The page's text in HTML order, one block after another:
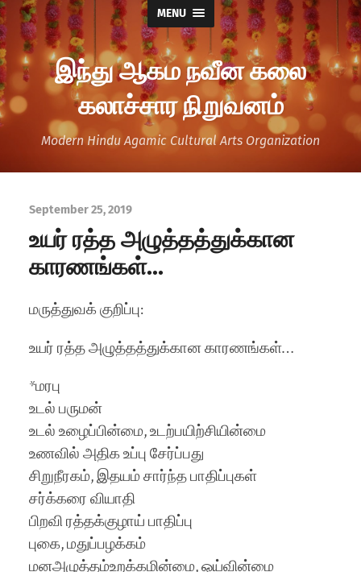
MENU
இந்து ஆகம நவீன கலை
கலாச்சார நிறுவனம்
Modern Hindu Agamic Cultural Arts Organization
September 25, 2019
உயர் ரத்த அழுத்தத்துக்கான
காரணங்கள்…
மருத்துவக் குறிப்பு:
உயர் ரத்த அழுத்தத்துக்கான காரணங்கள்…
*மரபு
உடல் பருமன்
உடல் உழைப்பின்மை, உடற்பயிற்சியின்மை
உணவில் அதிக உப்பு சேர்ப்பது
சிறுநீரகம், இதயம் சார்ந்த பாதிப்புகள்
சர்க்கரை வியாதி
பிறவி ரத்தக்குழாய் பாதிப்பு
புகை, மதுப்பழக்கம்
மனஅழுத்தம்உறக்கமின்மை, ஓய்வின்மை